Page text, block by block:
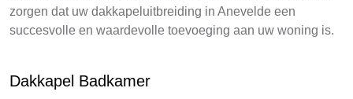
zorgen dat uw dakkapeluitbreiding in Anevelde een
succesvolle en waardevolle toevoeging aan uw woning is.
Dakkapel Badkamer